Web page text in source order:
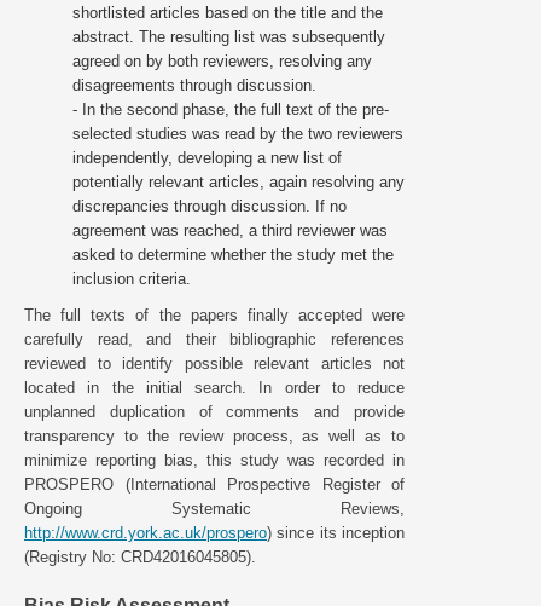
shortlisted articles based on the title and the
abstract. The resulting list was subsequently
agreed on by both reviewers, resolving any
disagreements through discussion.
- In the second phase, the full text of the pre-
selected studies was read by the two reviewers
independently, developing a new list of
potentially relevant articles, again resolving any
discrepancies through discussion. If no
agreement was reached, a third reviewer was
asked to determine whether the study met the
inclusion criteria.
The full texts of the papers finally accepted were
carefully read, and their bibliographic references
reviewed to identify possible relevant articles not
located in the initial search. In order to reduce
unplanned duplication of comments and provide
transparency to the review process, as well as to
minimize reporting bias, this study was recorded in
PROSPERO (International Prospective Register of
Ongoing Systematic Reviews,
http://www.crd.york.ac.uk/prospero) since its inception
(Registry No: CRD42016045805).